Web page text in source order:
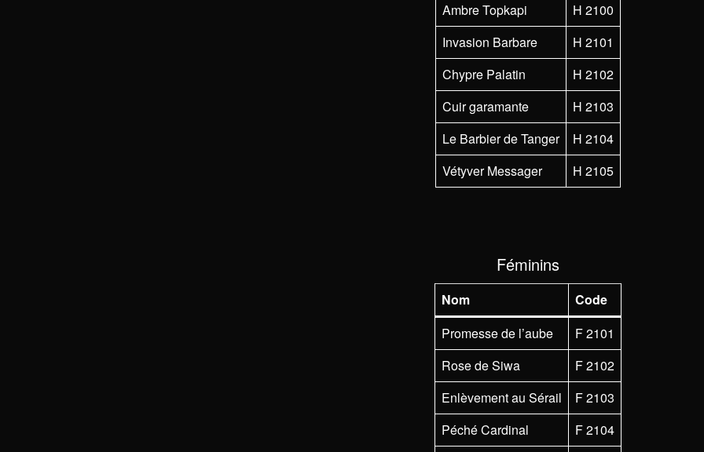
Ambre Topkapi
H 2100
Invasion Barbare
H 2101
Chypre Palatin
H 2102
Cuir garamante
H 2103
Le Barbier de Tanger
H 2104
Vétyver Messager
H 2105
Féminins
Nom
Code
Promesse de l’aube
F 2101
Rose de Siwa
F 2102
Enlèvement au Sérail
F 2103
Péché Cardinal
F 2104